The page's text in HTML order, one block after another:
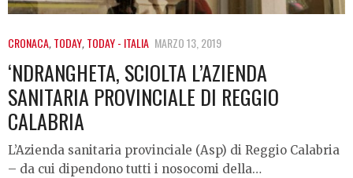
CRONACA,TODAY,TODAY - ITALIA MARZO 13, 2019
‘NDRANGHETA, SCIOLTA L’AZIENDA
SANITARIA PROVINCIALE DI REGGIO
CALABRIA
L’Azienda sanitaria provinciale (Asp) di Reggio Calabria
– da cui dipendono tutti i nosocomi della…